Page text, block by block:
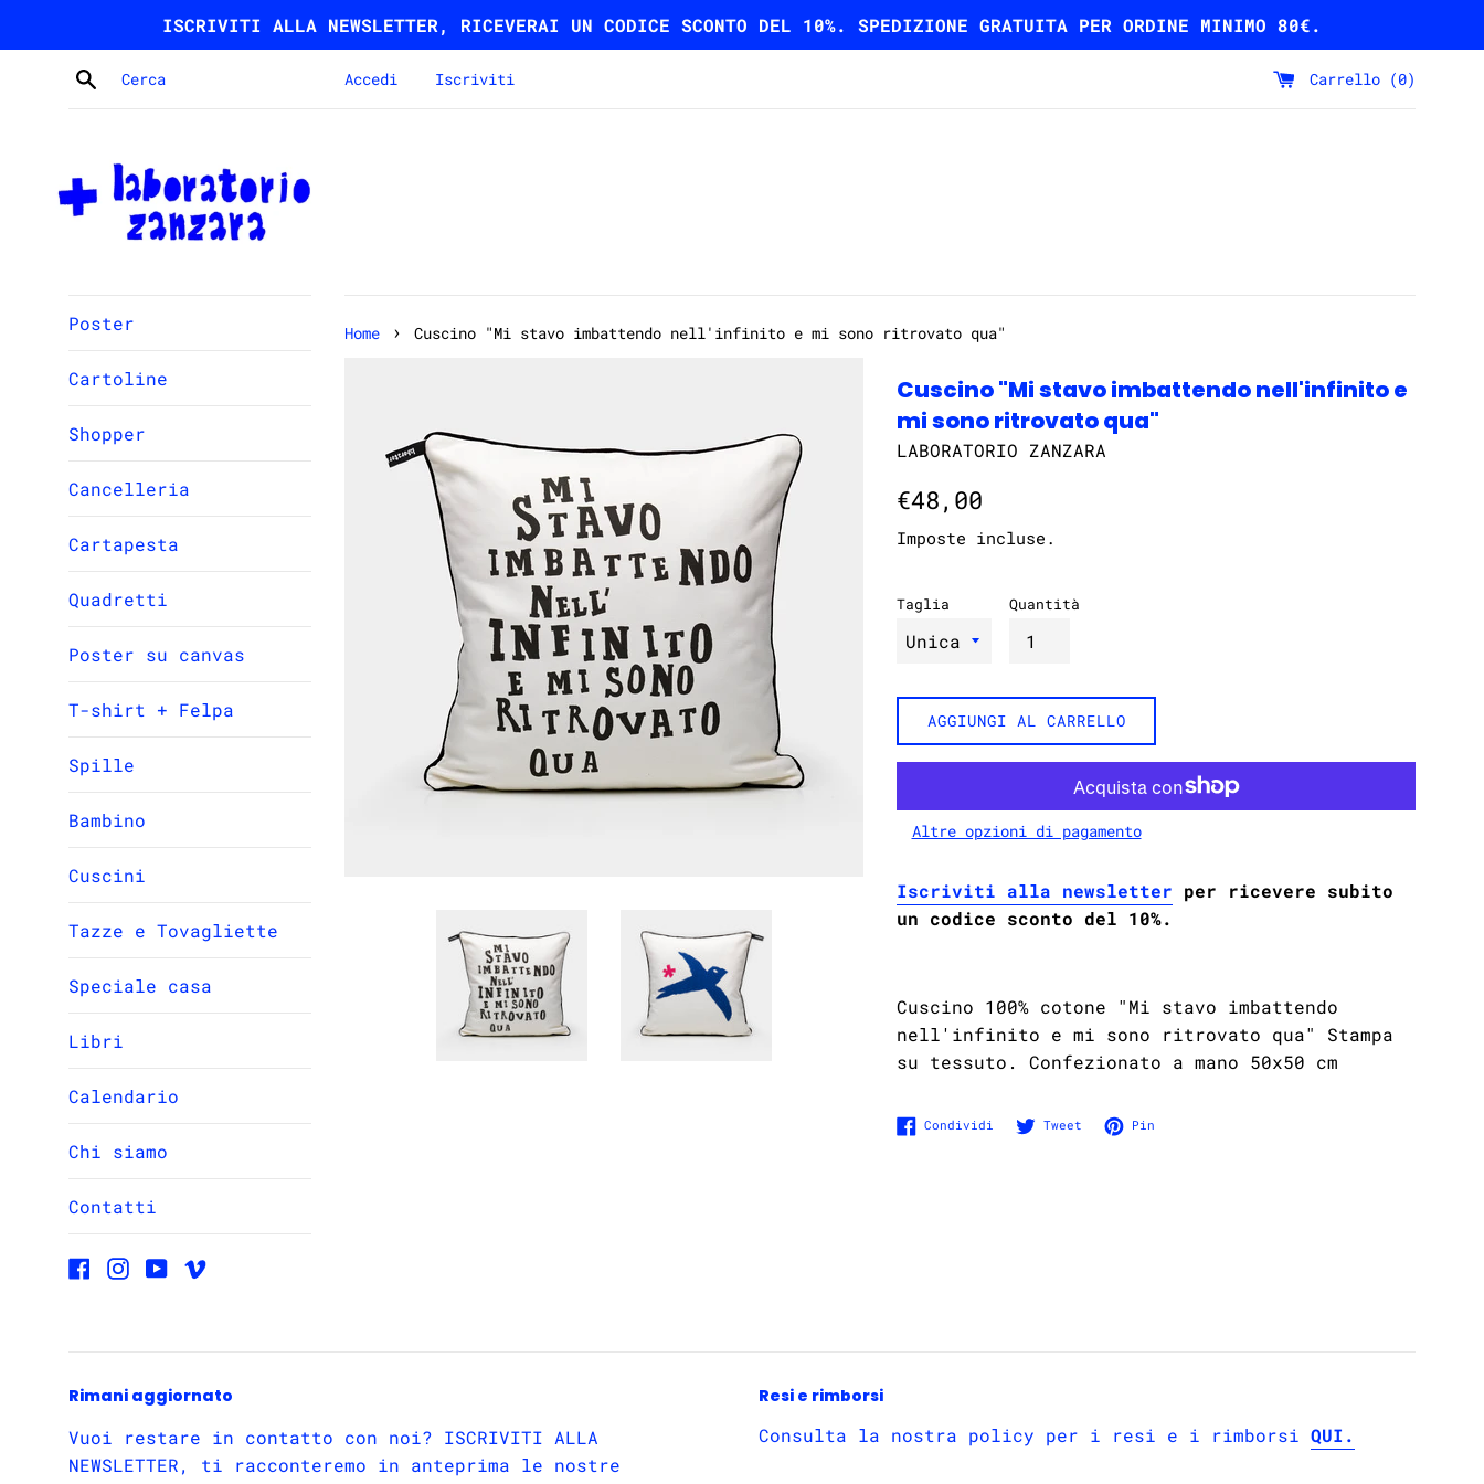
contenuti
ISCRIVITI ALLA NEWSLETTER, RICEVERAI UN CODICE SCONTO DEL 10%. SPEDIZIONE GRATUITA PER ORDINE MINIMO 80€.
Cerca Accedi Iscriviti Carrello (0)
Poster
Cartoline
Shopper
Cancelleria
Cartapesta
Quadretti
Poster su canvas
T-shirt + Felpa
Spille
Bambino
Cuscini
Tazze e Tovagliette
Speciale casa
Libri
Calendario
Chi siamo
Contatti
Facebook
Instagram
YouTube
Vimeo
Home › Cuscino "Mi stavo imbattendo nell'infinito e mi sono ritrovato qua"
Cuscino "Mi stavo imbattendo nell'infinito e
mi sono ritrovato qua"
LABORATORIO ZANZARA
Prezzo
listino
€48,00
Imposte incluse.
Taglia Quantità
AGGIUNGI AL CARRELLO
Altre opzioni di pagamento
Iscriviti alla newsletter per ricevere subito
un codice sconto del 10%.
Cuscino 100% cotone "Mi stavo imbattendo
nell'infinito e mi sono ritrovato qua" Stampa
su tessuto. Confezionato a mano 50x50 cm
Condividi Condividi su Facebook
Tweet Twitta su Twitter
Pin
Rimani aggiornato
Vuoi restare in contatto con noi? ISCRIVITI ALLA
NEWSLETTER, ti racconteremo in anteprima le nostre
Resi e rimborsi
Consulta la nostra policy per i resi e i rimborsi QUI.